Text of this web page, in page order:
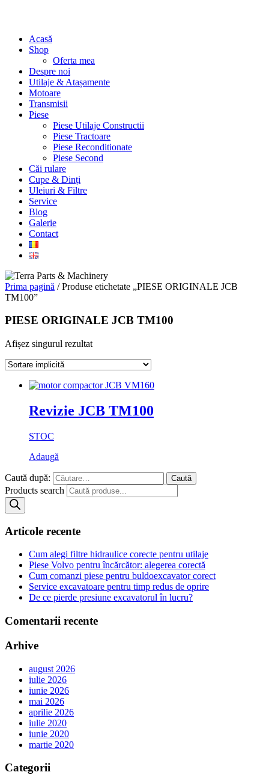
Acasă
Shop
Oferta mea
Despre noi
Utilaje & Atașamente
Motoare
Transmisii
Piese
Piese Utilaje Constructii
Piese Tractoare
Piese Reconditionate
Piese Second
Căi rulare
Cupe & Dinți
Uleiuri & Filtre
Service
Blog
Galerie
Contact
Prima pagină / Produse etichetate „PIESE ORIGINALE JCB
TM100”
PIESE ORIGINALE JCB TM100
Afișez singurul rezultat
Revizie JCB TM100
STOC
Adaugă
Caută după:
Products search
Articole recente
Cum alegi filtre hidraulice corecte pentru utilaje
Piese Volvo pentru încărcător: alegerea corectă
Cum comanzi piese pentru buldoexcavator corect
Service excavatoare pentru timp redus de oprire
De ce pierde presiune excavatorul în lucru?
Comentarii recente
Arhive
august 2026
iulie 2026
iunie 2026
mai 2026
aprilie 2026
iulie 2020
iunie 2020
martie 2020
Categorii